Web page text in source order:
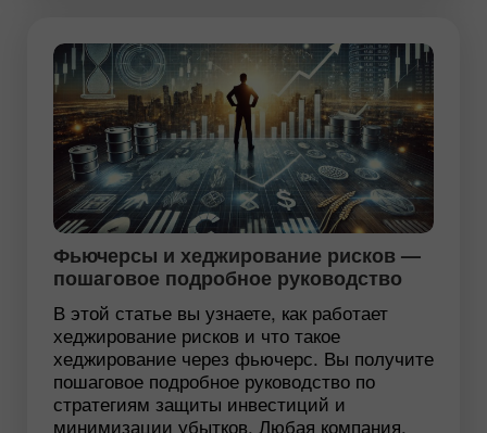
Фьючерсы и хеджирование рисков —
пошаговое подробное руководство
В этой статье вы узнаете, как работает
хеджирование рисков и что такое
хеджирование через фьючерс. Вы получите
пошаговое подробное руководство по
стратегиям защиты инвестиций и
минимизации убытков. Любая компания,